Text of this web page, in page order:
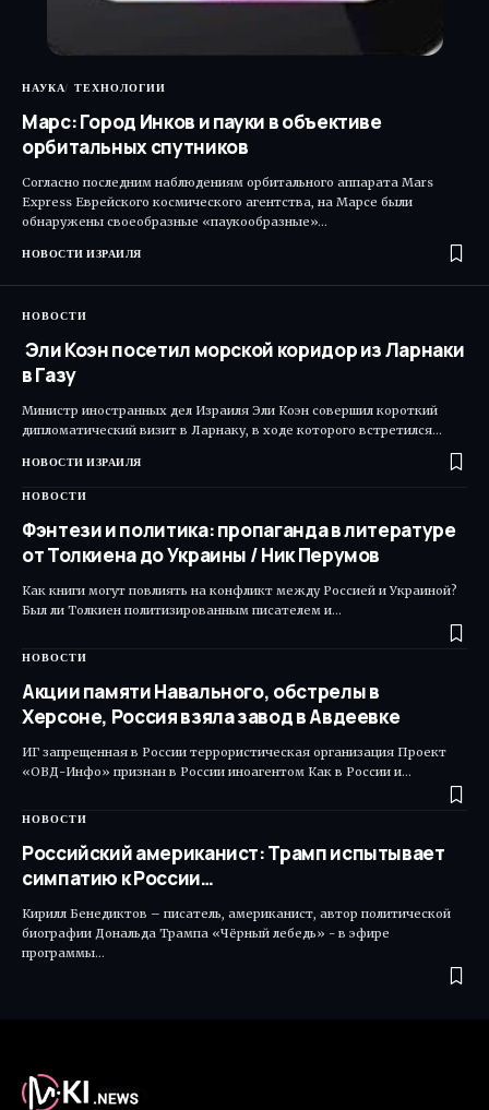
НАУКА ТЕХНОЛОГИИ
Марс: Город Инков и пауки в объективе
орбитальных спутников
Согласно последним наблюдениям орбитального аппарата Mars
Express Еврейского космического агентства, на Марсе были
обнаружены своеобразные «паукообразные»…
НОВОСТИ ИЗРАИЛЯ
НОВОСТИ
Эли Коэн посетил морской коридор из Ларнаки
в Газу
Министр иностранных дел Израиля Эли Коэн совершил короткий
дипломатический визит в Ларнаку, в ходе которого встретился…
НОВОСТИ ИЗРАИЛЯ
НОВОСТИ
Фэнтези и политика: пропаганда в литературе
от Толкиена до Украины / Ник Перумов
Как книги могут повлиять на конфликт между Россией и Украиной?
Был ли Толкиен политизированным писателем и…
НОВОСТИ
Акции памяти Навального, обстрелы в
Херсоне, Россия взяла завод в Авдеевке
ИГ запрещенная в России террористическая организация Проект
«ОВД-Инфо» признан в России иноагентом Как в России и…
НОВОСТИ
Российский американист: Трамп испытывает
симпатию к России…
Кирилл Бенедиктов – писатель, американист, автор политической
биографии Дональда Трампа «Чёрный лебедь» - в эфире
программы…